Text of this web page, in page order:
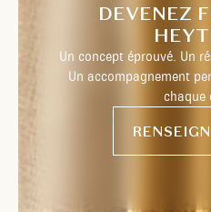
DEVENEZ
Un concept éprouvé. Un
Un accompagnement
chaque